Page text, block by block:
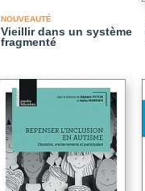
NOUVEAUTÉ
Vieillir dans un système
fragmenté